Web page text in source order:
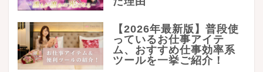
【2026年最新版】普段使
っているお仕事アイテ
ム、おすすめ仕事効率系
ツールを一挙ご紹介！